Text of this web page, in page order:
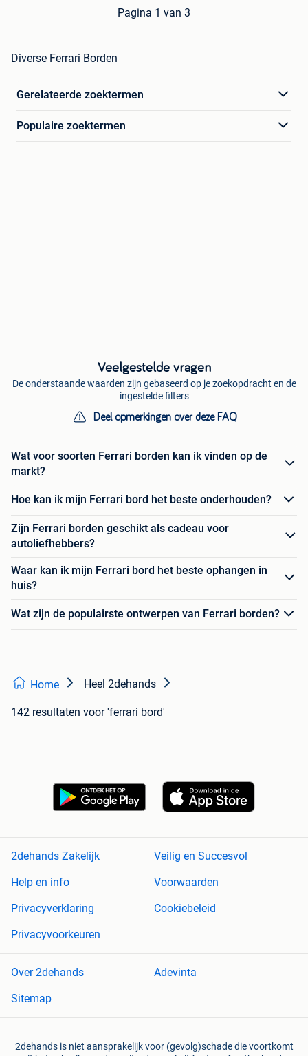
Pagina 1 van 3
Diverse Ferrari Borden
Gerelateerde zoektermen
Populaire zoektermen
Veelgestelde vragen
De onderstaande waarden zijn gebaseerd op je zoekopdracht en de
ingestelde filters
Deel opmerkingen over deze FAQ
Wat voor soorten Ferrari borden kan ik vinden op de
markt?
Hoe kan ik mijn Ferrari bord het beste onderhouden?
Zijn Ferrari borden geschikt als cadeau voor
autoliefhebbers?
Waar kan ik mijn Ferrari bord het beste ophangen in
huis?
Wat zijn de populairste ontwerpen van Ferrari borden?
Home Heel 2dehands
142 resultaten voor 'ferrari bord'
2dehands Zakelijk
Veilig en Succesvol
Help en info
Voorwaarden
Privacyverklaring
Cookiebeleid
Privacyvoorkeuren
Over 2dehands
Adevinta
Sitemap
2dehands is niet aansprakelijk voor (gevolg)schade die voortkomt